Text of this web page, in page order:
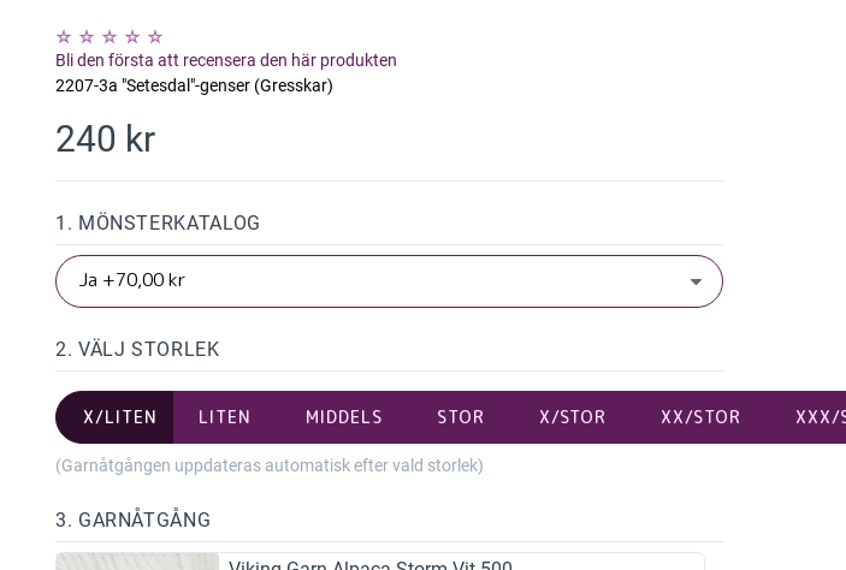
Bli den första att recensera den här produkten
2207-3a "Setesdal"-genser (Gresskar)
240 kr
1. MÖNSTERKATALOG
2. VÄLJ STORLEK
X/LITEN LITEN MIDDELS STOR X/STOR XX/STOR XXX/
(Garnåtgången uppdateras automatisk efter vald storlek)
3. GARNÅTGÅNG